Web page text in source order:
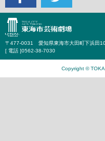
〒477-0031 愛知県東海市大田町下浜田
[ 電話 ]0562-38-7030
Copyright ©